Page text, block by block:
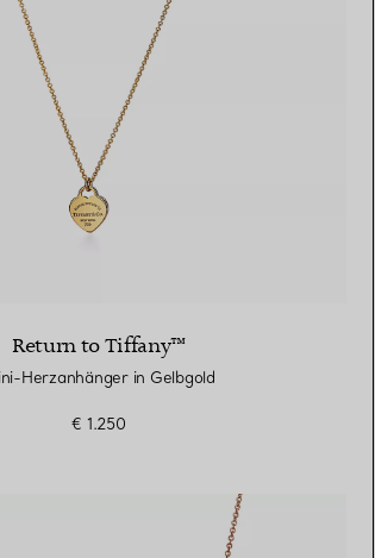
Return to Tiffany™
Herzanhänger in Gelbgold
€ 1.250